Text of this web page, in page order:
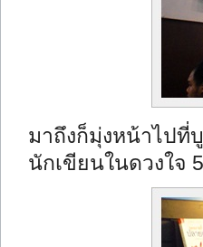
มาถึงก็มุ่งหน้าไปที่
นักเขียนในดวงใจ